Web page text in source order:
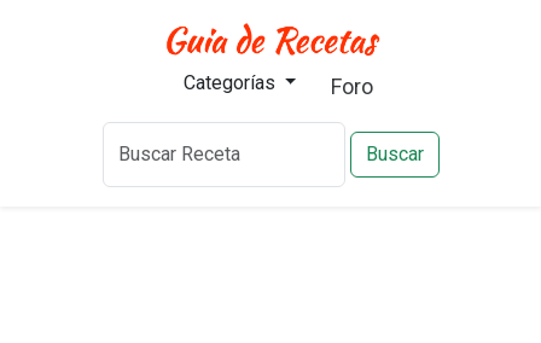
Categorías Foro
Buscar